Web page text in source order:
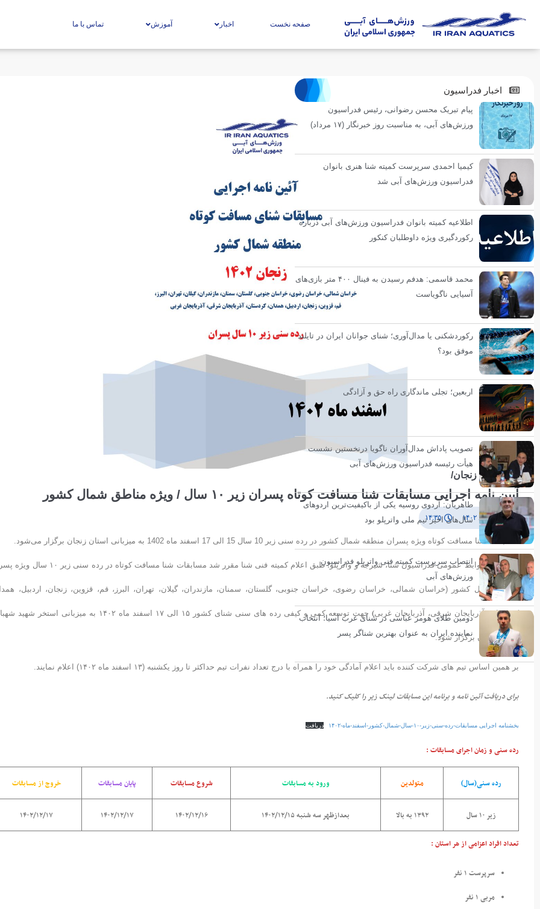
صفحه نخست اخبار آموزش تماس با ما
به میزبانی زنجان/
آیین نامه اجرایی مسابقات شنا مسافت کوتاه پسران زیر ۱۰ سال / ویژه مناطق شمال کشور
۱۴:۳۵
مسابقات شنا مسافت کوتاه ویژه پسران منطقه شمال کشور در رده سنی زیر 10 سال 15 الی 17 اسفند ماه 1402 به میزبانی استان زنجان برگزار می‌شود.
به گزارش روابط عمومی فدراسیون شنا، شیرجه و واترپلو؛ طبق اعلام کمیته فنی شنا مقرر شد مسابقات شنا مسافت کوتاه در
مناطق شمال کشور (خراسان شمالی، خراسان رضوی، خراسان جنوبی، گلستان، سمنان، مازندران، گیلان، تهران، البرز، قم، قزوین، زنجان، اردبیل،
کردستان، آذربایجان شرقی، آذربایجان غربی) جهت توسعه کمی و کیفی رده های سنی شنای کشور ۱۵ الی ۱۷ اسفند ماه ۱۴۰۲ به میزبانی استخر
استان زنجان برگزار شود.
بر همین اساس تیم های شرکت کننده باید اعلام آمادگی خود را همراه با درج تعداد نفرات تیم حداکثر تا روز یکشنبه (۱۳ اسفند ماه ۱۴۰۲) اعلام نمایند.
برای دریافت آئین نامه و برنامه این مسابقات لینک زیر را کلیک کنید.
بخشنامه اجرایی مسابقات-رده-سنی-زیر-۱۰-سال-شمال-کشور-اسفند-ماه-۱۴۰۲ دریافت
رده‌ سنی و زمان اجرای مسابقات :
رده سنی(سال) متولدین ورود به مسابقات شروع مسابقات پایان مسابقات خروج از مسابقات
زیر ۱۰ سال ۱۳۹۲ به بالا بعدازظهر سه شنبه ۱۴۰۲/۱۲/۱۵ ۱۴۰۲/۱۲/۱۶ ۱۴۰۲/۱۲/۱۷ ۱۴۰۲/۱۲/۱۷
تعداد افراد اعزامی از هر استان :
سرپرست ۱ نفر
مربی ۱ نفر
اخبار فدراسیون
پیام تبریک محسن رضوانی، رئیس فدراسیون
ورزش‌های آبی، به مناسبت روز خبرنگار (۱۷ مرداد)
کیمیا احمدی سرپرست کمیته شنا هنری بانوان
فدراسیون ورزش‌های آبی شد
اطلاعیه کمیته بانوان فدراسیون ورزش‌های آبی درباره
رکوردگیری ویژه داوطلبان کنکور
محمد قاسمی: هدفم رسیدن به فینال ۴۰۰ متر بازی‌های
آسیایی ناگویاست
رکوردشکنی یا مدال‌آوری؛ شنای جوانان ایران در تایلند
موفق بود؟
اربعین؛ تجلی ماندگاری راه حق و آزادگی
تصویب پاداش مدال‌آوران ناگویا درنخستین نشست
هیأت رئیسه فدراسیون ورزش‌های آبی
طاهریان: اردوی روسیه یکی از باکیفیت‌ترین اردوهای
سال‌های اخیر تیم ملی واترپلو بود
انتصاب سرپرست کمیته فنی واترپلو فدراسیون
ورزش‌های آبی
دومین طلای هومر عباسی در شنای غرب آسیا؛ انتخاب
نماینده ایران به عنوان بهترین شناگر پسر